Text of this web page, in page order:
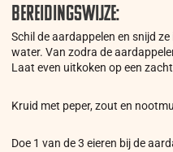
Bereidingswijze:
Schil de aardappelen en snijd
water. Van zodra de
Laat even uitkoken op een
Kruid met peper, zout en
Doe 1 van de 3 eieren bij de